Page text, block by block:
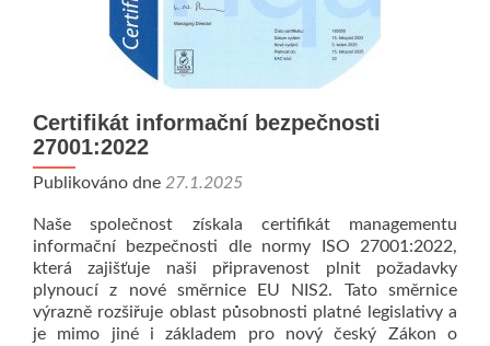
Certifikát informační bezpečnosti
27001:2022
Publikováno dne 27.1.2025
Naše společnost získala certifikát managementu
informační bezpečnosti dle normy ISO 27001:2022,
která zajišťuje naši připravenost plnit požadavky
plynoucí z nové směrnice EU NIS2. Tato směrnice
výrazně rozšiřuje oblast působnosti platné legislativy a
je mimo jiné i základem pro nový český Zákon o